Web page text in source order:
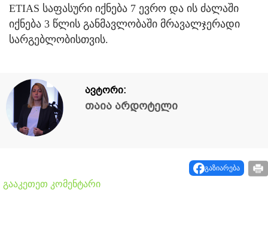
ETIAS საფასური იქნება 7 ევრო და ის ძალაში
იქნება 3 წლის განმავლობაში მრავალჯერადი
სარგებლობისთვის.
ავტორი:
თაია არდოტელი
გაზიარება
გააკეთეთ კომენტარი